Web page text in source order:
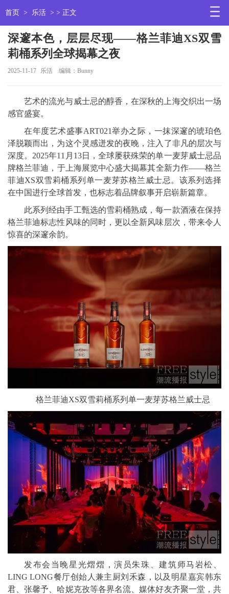
首页 > 乐活 > > 正文
深邃本色，层层尽现——格兰菲迪XS双雪
莉桶系列全球揭幕之夜
2025-11-17 乐活 编辑：Bunny
艺术的流光与威士忌的醇香，在深秋的上海交织出一场
感官盛宴。
在年度艺术盛事ART021举办之际，一抹深邃的琥珀色
泽脱颖而出，为这个灵感迸发的夜晚，注入了非凡的层次与
深度。2025年11月13日，全球屡获殊荣的单一麦芽威士忌品
牌格兰菲迪，于上海展览中心盛大揭幕其全新力作——格兰
菲迪XS双雪莉桶系列单一麦芽苏格兰威士忌。该系列选择
在中国进行全球首发，也标志着品牌叙事开启崭新篇章。
此系列经由手工甄选的雪莉桶熟成，每一款酒液在保持
格兰菲迪标志性风味的同时，更以全新风味层次，带来令人
惊喜的深邃余韵。
格兰菲迪XS双雪莉桶系列单一麦芽苏格兰威士忌
发布会当晚星光熠熠，演员朱珠、建筑师马岩松、
LING LONG餐厅创始人兼主厨刘禾森，以及明星嘉宾韩东
君、张馨予、哈妮克孜等各界名流、媒体好友齐聚一堂，共